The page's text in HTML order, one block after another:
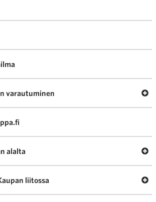
varautuminen
alalta
liitossa